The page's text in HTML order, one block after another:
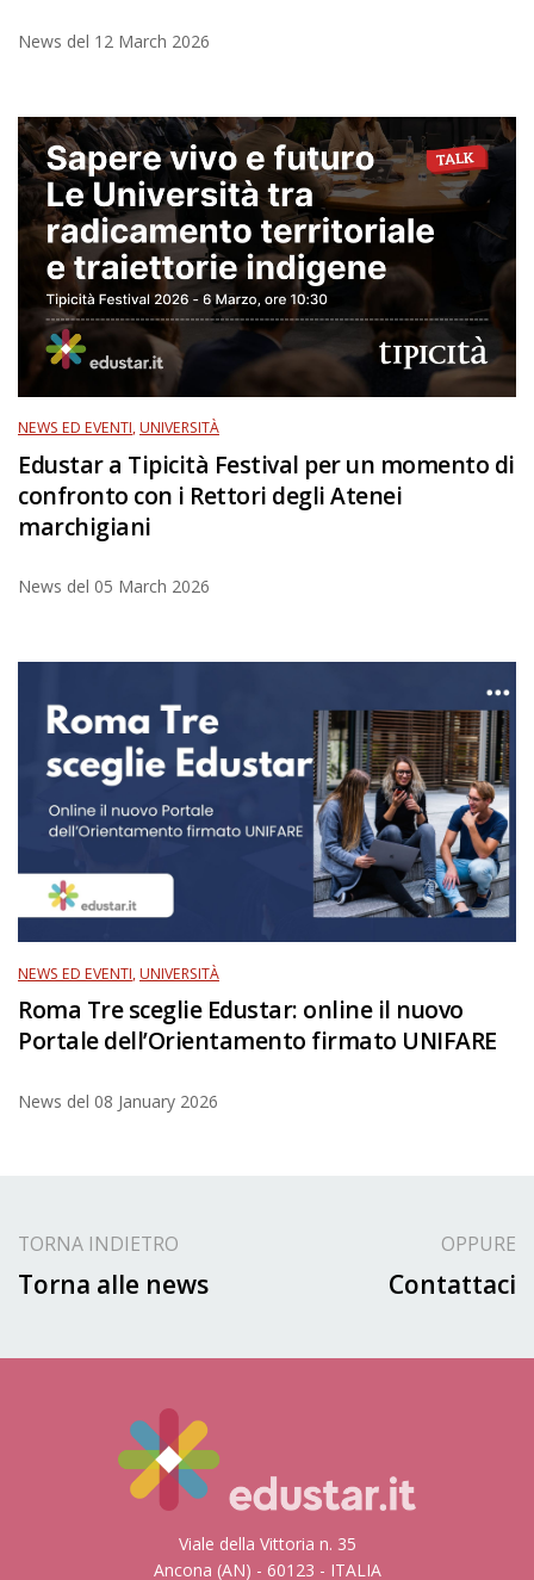
News del 12 March 2026
NEWS ED EVENTI,UNIVERSITÀ
Edustar a Tipicità Festival per un momento di
confronto con i Rettori degli Atenei
marchigiani
News del 05 March 2026
NEWS ED EVENTI,UNIVERSITÀ
Roma Tre sceglie Edustar: online il nuovo
Portale dell’Orientamento firmato UNIFARE
News del 08 January 2026
TORNA INDIETRO
Torna alle news
OPPURE
Contattaci
Viale della Vittoria n. 35
Ancona (AN) - 60123 - ITALIA